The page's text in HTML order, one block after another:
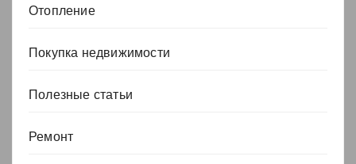
Отопление
Покупка недвижимости
Полезные статьи
Ремонт